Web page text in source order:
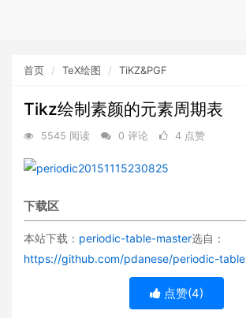
首页 TeX绘图 TiKZ&PGF
Tikz绘制素颜的元素周期表
5545 阅读 0 评论 4 点赞
下载区
本站下载： periodic-table-master选自：
https://github.com/pdanese/periodic-table
点赞(4)